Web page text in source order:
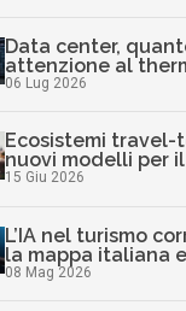
Data center,
attenzione al
06 Lug 2026
Ecosistemi travel-
nuovi modelli per
15 Giu 2026
L’IA nel turismo
la mappa italiana
08 Mag 2026